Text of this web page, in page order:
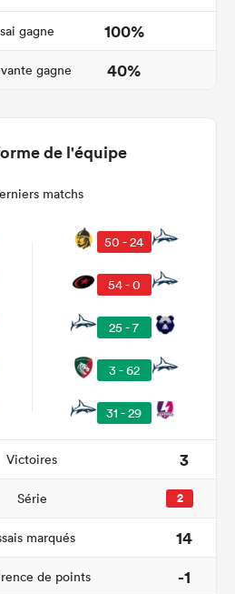
gagne 100%
gagne 40%
de l'équipe
matchs
50 - 24
54 - 0
25 - 7
3 - 62
31 - 29
Victoires 3
Série 2
marqués
14
de points
-1